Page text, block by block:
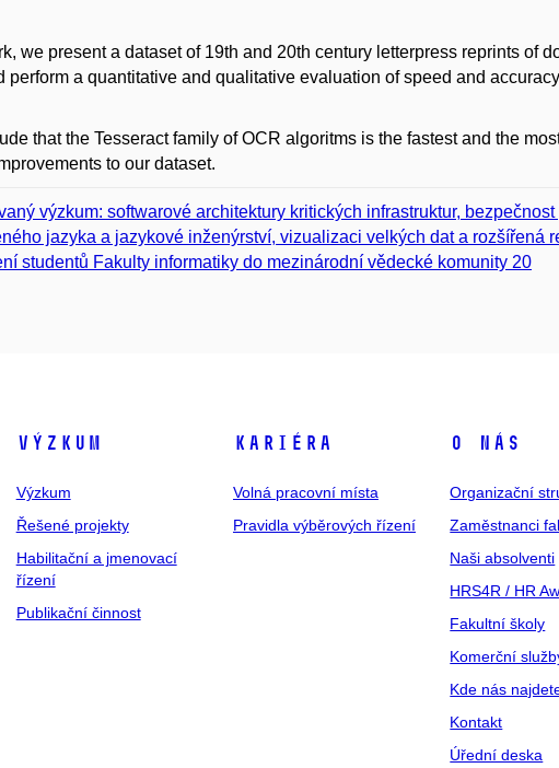
we present a dataset of 19th and 20th century letterpress reprints of
perform a quantitative and qualitative evaluation of speed and
that the Tesseract family of OCR algoritms is the fastest and the
to our dataset.
výzkum: softwarové architektury kritických infrastruktur,
jazyka a jazykové inženýrství, vizualizaci velkých dat a rozšířená
studentů Fakulty informatiky do mezinárodní vědecké komunity 20
Výzkum
Výzkum
Řešené projekty
Habilitační a jmenovací
řízení
Publikační činnost
Kariéra
Volná pracovní místa
Pravidla výběrových řízení
O nás
Organizační
Zaměstnanci
Naši absolventi
HRS4R / HR
Fakultní školy
Komerční
Kde nás
Kontakt
Úřední deska